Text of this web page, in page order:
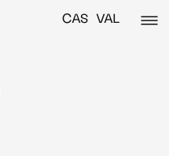
CAS VAL